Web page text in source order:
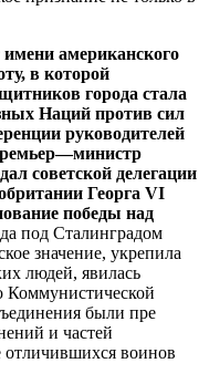
имени американского
, в которой
города стала
Наций против сил
руководителей
—министр
советской делегации
Георга VI
победы над
под Сталинградом
значение, укрепила
людей, явилась
Коммунистической
были пре
и частей
отличившихся воинов